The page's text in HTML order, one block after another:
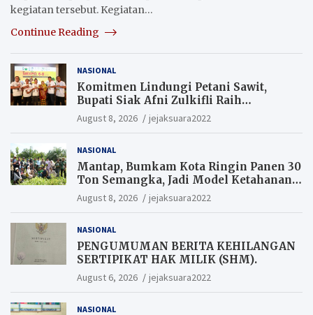
kegiatan tersebut. Kegiatan…
Continue Reading
NASIONAL
Komitmen Lindungi Petani Sawit,
Bupati Siak Afni Zulkifli Raih
Penghargaan SIEXPO 2026
August 8, 2026 jejaksuara2022
NASIONAL
Mantap, Bumkam Kota Ringin Panen 30
Ton Semangka, Jadi Model Ketahanan
Pangan Siak.
August 8, 2026 jejaksuara2022
NASIONAL
PENGUMUMAN BERITA KEHILANGAN
SERTIPIKAT HAK MILIK (SHM).
August 6, 2026 jejaksuara2022
NASIONAL